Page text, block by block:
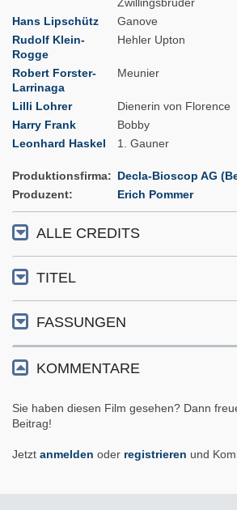
Hans Lipschütz
Ganove
Rudolf Klein-
Rogge
Hehler Upton
Robert Forster-
Larrinaga
Meunier
Lilli Lohrer
Dienerin von Florence
Harry Frank
Bobby
Leonhard Haskel
1. Gauner
Produktionsfirma
Decla-Bioscop AG
Produzent
Erich Pommer
ALLE CREDITS
TITEL
FASSUNGEN
KOMMENTARE
Sie haben diesen Film gesehen? Dann
Beitrag!
Jetzt anmelden oder registrieren und